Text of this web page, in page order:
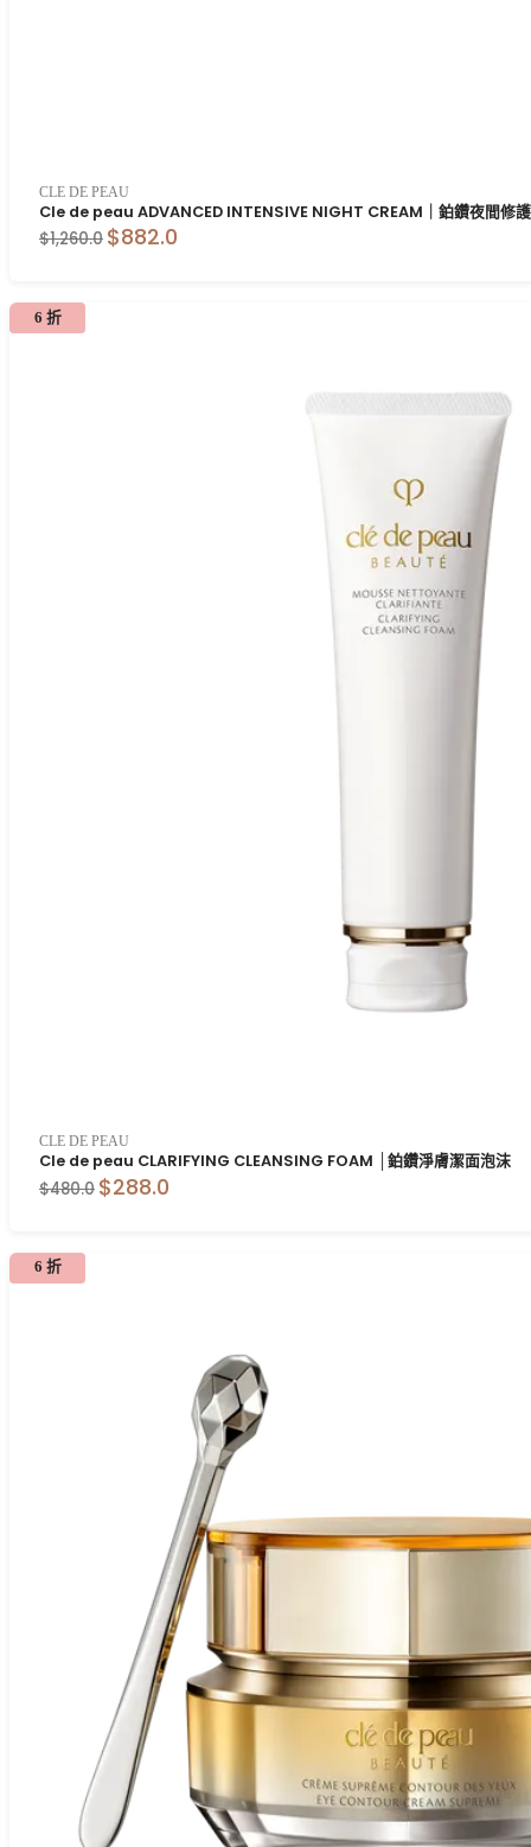
CLE DE PEAU
Cle de peau ADVANCED INTENSIVE NIGHT CREAM｜鉑鑽夜間修
$1,260.0 $882.0
6 折
CLE DE PEAU
Cle de peau CLARIFYING CLEANSING FOAM │鉑鑽淨膚潔面泡沫
$480.0 $288.0
6 折